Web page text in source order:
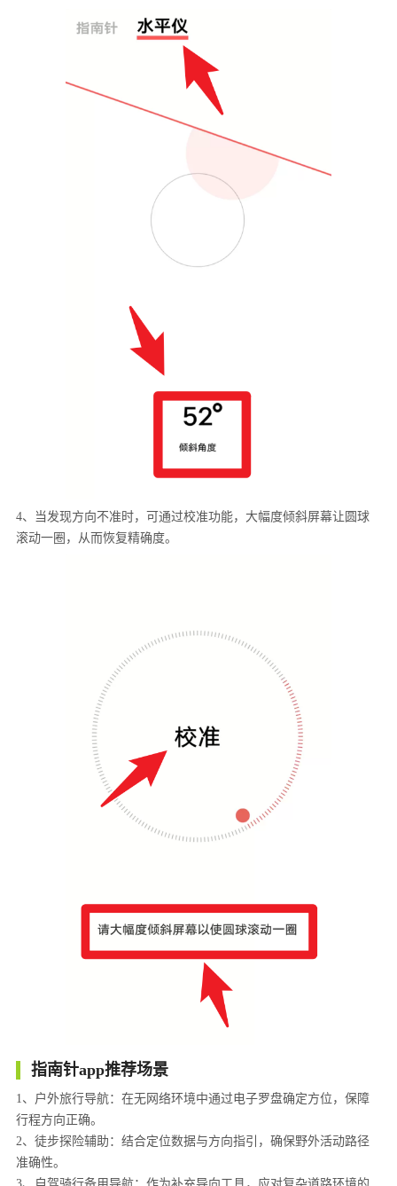
4、当发现方向不准时，可通过校准功能，大幅度倾斜屏幕让圆球
滚动一圈，从而恢复精确度。
指南针app推荐场景
1、户外旅行导航：在无网络环境中通过电子罗盘确定方位，保障
行程方向正确。
2、徒步探险辅助：结合定位数据与方向指引，确保野外活动路径
准确性。